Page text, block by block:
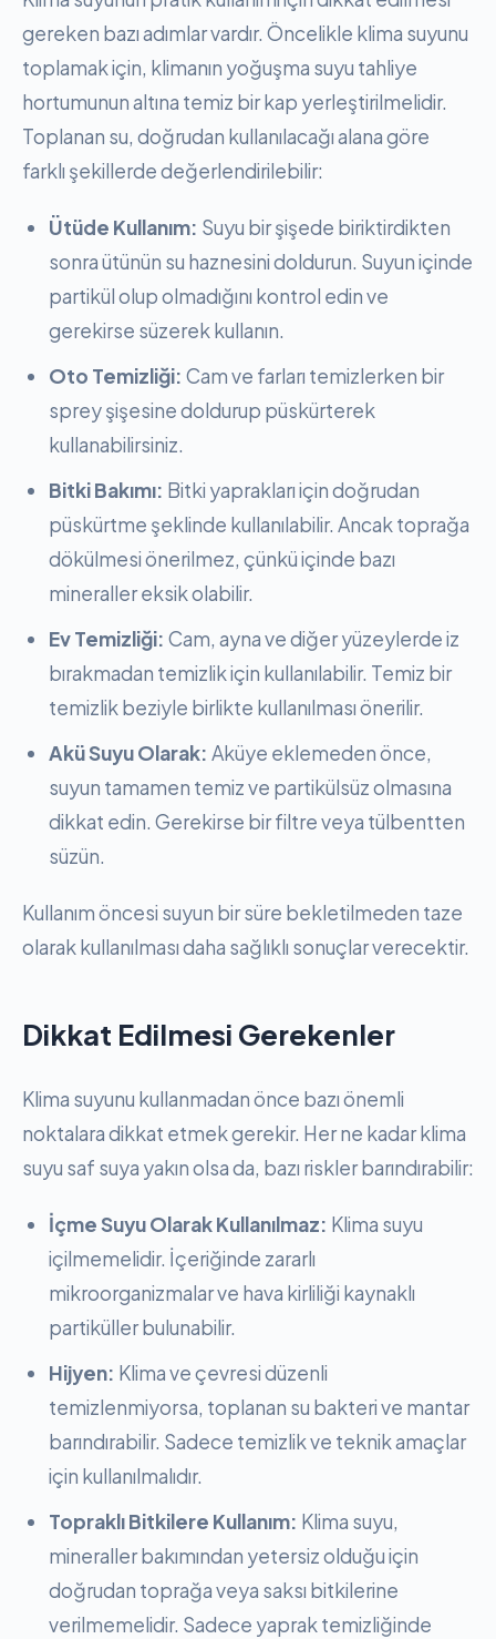
gereken bazı adımlar vardır. Öncelikle klima suyunu
toplamak için, klimanın yoğuşma suyu tahliye
hortumunun altına temiz bir kap yerleştirilmelidir.
Toplanan su, doğrudan kullanılacağı alana göre
farklı şekillerde değerlendirilebilir:
Ütüde Kullanım: Suyu bir şişede biriktirdikten
sonra ütünün su haznesini doldurun. Suyun içinde
partikül olup olmadığını kontrol edin ve
gerekirse süzerek kullanın.
Oto Temizliği: Cam ve farları temizlerken bir
sprey şişesine doldurup püskürterek
kullanabilirsiniz.
Bitki Bakımı: Bitki yaprakları için doğrudan
püskürtme şeklinde kullanılabilir. Ancak toprağa
dökülmesi önerilmez, çünkü içinde bazı
mineraller eksik olabilir.
Ev Temizliği: Cam, ayna ve diğer yüzeylerde iz
bırakmadan temizlik için kullanılabilir. Temiz bir
temizlik beziyle birlikte kullanılması önerilir.
Akü Suyu Olarak: Aküye eklemeden önce,
suyun tamamen temiz ve partikülsüz olmasına
dikkat edin. Gerekirse bir filtre veya tülbentten
süzün.
Kullanım öncesi suyun bir süre bekletilmeden taze
olarak kullanılması daha sağlıklı sonuçlar verecektir.
Dikkat Edilmesi Gerekenler
Klima suyunu kullanmadan önce bazı önemli
noktalara dikkat etmek gerekir. Her ne kadar klima
suyu saf suya yakın olsa da, bazı riskler barındırabilir:
İçme Suyu Olarak Kullanılmaz: Klima suyu
içilmemelidir. İçeriğinde zararlı
mikroorganizmalar ve hava kirliliği kaynaklı
partiküller bulunabilir.
Hijyen: Klima ve çevresi düzenli
temizlenmiyorsa, toplanan su bakteri ve mantar
barındırabilir. Sadece temizlik ve teknik amaçlar
için kullanılmalıdır.
Topraklı Bitkilere Kullanım: Klima suyu,
mineraller bakımından yetersiz olduğu için
doğrudan toprağa veya saksı bitkilerine
verilmemelidir. Sadece yaprak temizliğinde